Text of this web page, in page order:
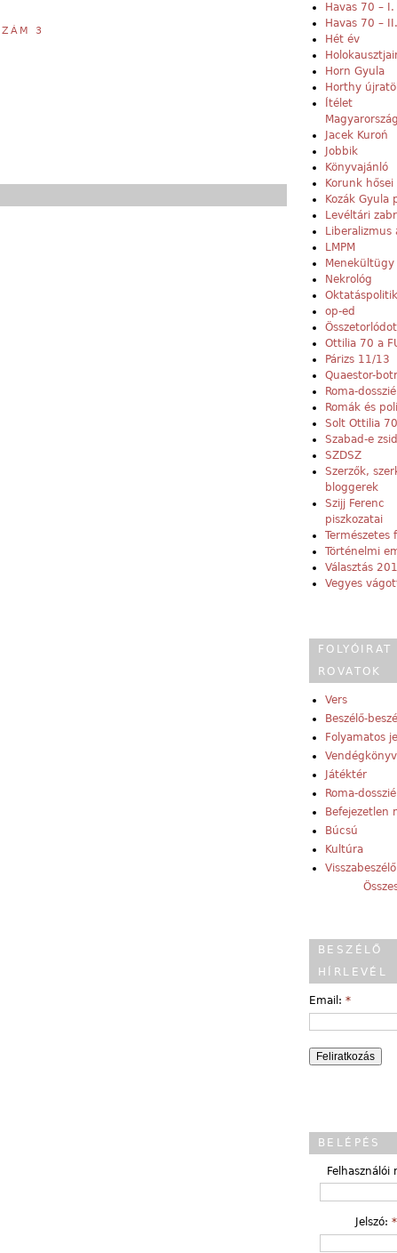
3
Havas 70 –
Havas 70 –
Hét év
Horn Gyula
Horthy
Ítélet
Jacek Kuroń
Jobbik
Könyvajánló
Korunk hősei
Kozák Gyula
Levéltári
Liberalizmus
LMPM
Menekültügy
Nekrológ
op-ed
Ottilia 70 a
Párizs 11/13
Quaestor-
Roma-dosszié
Romák és
Solt Ottilia 70
Szabad-e
SZDSZ
Szerzők,
bloggerek
Szijj Ferenc
piszkozatai
Természetes
Történelmi
Választás
Vegyes
FOLYÓIRAT
ROVATOK
Vers
Beszélő-
Folyamatos
Vendégkönyv
Játéktér
Roma-dosszié
Befejezetlen
Búcsú
Kultúra
Visszabeszélő
BESZÉLŐ
HÍRLEVÉL
Email: *
BELÉPÉS
Felhasználói
Jelszó: *